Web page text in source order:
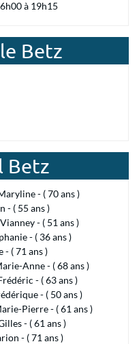
à 19h15
Betz
Betz
- ( 70 ans )
- ( 55 ans )
- ( 51 ans )
- ( 36 ans )
- ( 71 ans )
Anne - ( 68 ans )
- ( 63 ans )
- ( 50 ans )
Pierre - ( 61 ans )
- ( 61 ans )
- ( 71 ans )